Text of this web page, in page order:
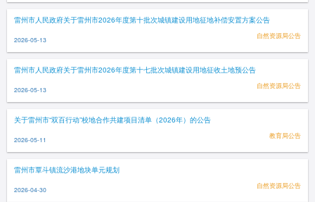
雷州市人民政府关于雷州市2026年度第十批次城镇建设用地征地补偿安置方案公告
2026-05-13 自然资源局公告
雷州市人民政府关于雷州市2026年度第十七批次城镇建设用地征收土地预公告
2026-05-13 自然资源局公告
关于雷州市“双百行动”校地合作共建项目清单（2026年）的公告
2026-05-11 教育局公告
雷州市覃斗镇流沙港地块单元规划
2026-04-30 自然资源局公告